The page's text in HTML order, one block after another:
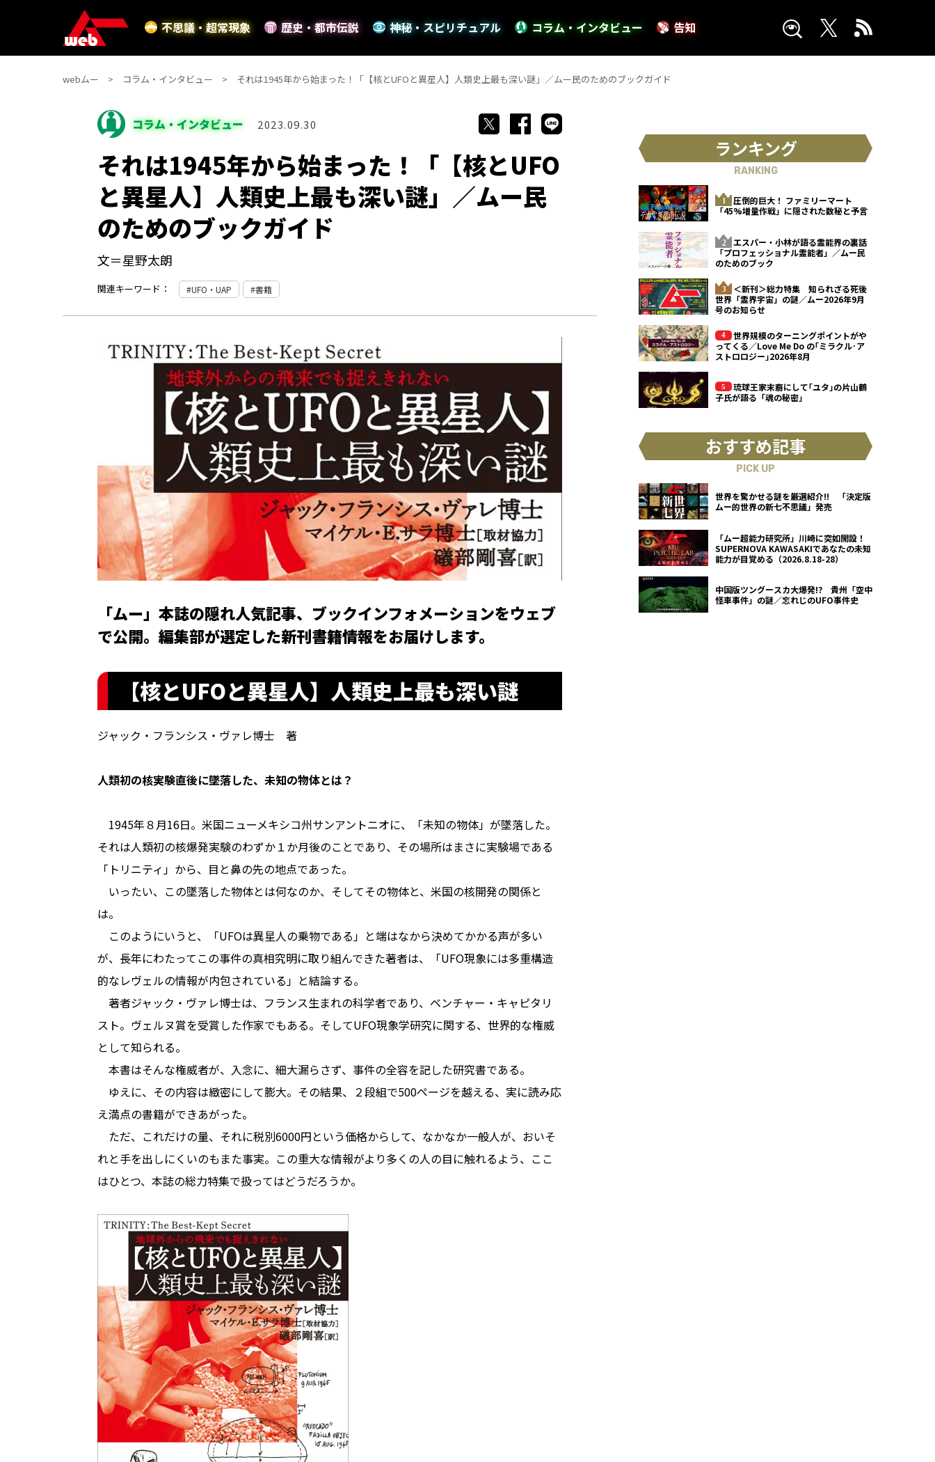
不思議・超常現象 歴史・都市伝説 神秘・スピリチュアル コラム・インタビュー 告知
webムー コラム・インタビュー それは1945年から始まった！「【核とUFOと異星人】人類史上最も深い謎」／ムー民のためのブックガイド
コラム・インタビュー 2023.09.30
それは1945年から始まった！「【核とUFO
と異星人】人類史上最も深い謎」／ムー民
のためのブックガイド
文＝星野太朗
関連キーワード： UFO・UAP 書籍
「ムー」本誌の隠れ人気記事、ブックインフォメーションをウェブ
で公開。編集部が選定した新刊書籍情報をお届けします。
【核とUFOと異星人】人類史上最も深い謎
ジャック・フランシス・ヴァレ博士 著
人類初の核実験直後に墜落した、未知の物体とは？
1945年８月16日。米国ニューメキシコ州サンアントニオに、「未知の物体」が墜落した。
それは人類初の核爆発実験のわずか１か月後のことであり、その場所はまさに実験場である
「トリニティ」から、目と鼻の先の地点であった。
いったい、この墜落した物体とは何なのか、そしてその物体と、米国の核開発の関係と
は。
このようにいうと、「UFOは異星人の乗物である」と端はなから決めてかかる声が多い
が、長年にわたってこの事件の真相究明に取り組んできた著者は、「UFO現象には多重構造
的なレヴェルの情報が内包されている」と結論する。
著者ジャック・ヴァレ博士は、フランス生まれの科学者であり、ベンチャー・キャピタリ
スト。ヴェルヌ賞を受賞した作家でもある。そしてUFO現象学研究に関する、世界的な権威
として知られる。
本書はそんな権威者が、入念に、細大漏らさず、事件の全容を記した研究書である。
ゆえに、その内容は緻密にして膨大。その結果、２段組で500ページを越える、実に読み応
え満点の書籍ができあがった。
ただ、これだけの量、それに税別6000円という価格からして、なかなか一般人が、おいそ
れと手を出しにくいのもまた事実。この重大な情報がより多くの人の目に触れるよう、ここ
はひとつ、本誌の総力特集で扱ってはどうだろうか。
ランキング
RANKING
圧倒的巨大！ ファミリーマート
「45%増量作戦」に隠された数秘と予言
エスパー・小林が語る霊能界の裏話
「プロフェッショナル霊能者」／ムー民
のためのブック
＜新刊＞総力特集 知られざる死後
世界「霊界宇宙」の謎／ムー2026年9月
号のお知らせ
世界規模のターニングポイントがや
ってくる／Love Me Do の｢ミラクル･ア
ストロロジー｣2026年8月
琉球王家末裔にして｢ユタ｣の片山鶴
子氏が語る「魂の秘密」
おすすめ記事
PICK UP
世界を驚かせる謎を厳選紹介!! 「決定版
ムー的世界の新七不思議」発売
「ムー超能力研究所」川崎に突如開設！
SUPERNOVA KAWASAKIであなたの未知
能力が目覚める（2026.8.18-28）
中国版ツングースカ大爆発!? 貴州「空中
怪車事件」の謎／忘れじのUFO事件史